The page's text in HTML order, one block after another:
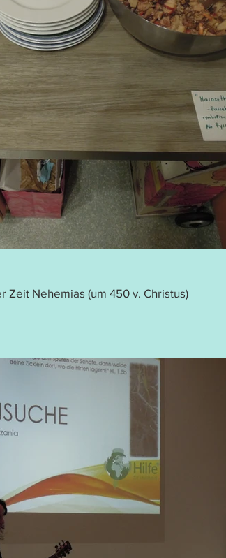
Zeit Nehemias (um 450 v. Christus)